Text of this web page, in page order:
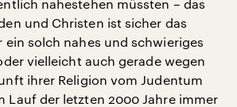
nahestehen müssten – das
und Christen ist sicher das
ein solch nahes und schwieriges
vielleicht auch gerade wegen
ihrer Religion vom Judentum
Lauf der letzten 2000 Jahre immer